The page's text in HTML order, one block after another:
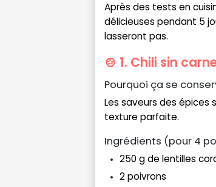
Après des tests en
délicieuses pendant 5
lasseront pas.
🍲 1. Chili sin
Pourquoi ça se
Les saveurs des
texture parfaite.
Ingrédients (pour 4
250 g de lentilles
2 poivrons